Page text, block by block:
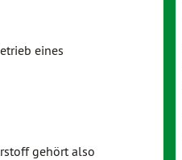
eines
gehört also